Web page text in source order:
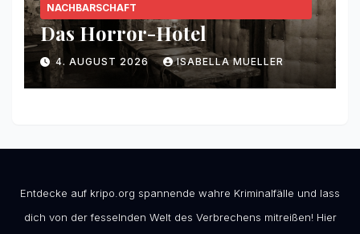
NACHBARSCHAFT
Das Horror-Hotel
4. AUGUST 2026 ISABELLA MUELLER
Entdecke auf kripo.org spannende wahre Kriminalfälle und lass
dich von der fesselnden Welt des Verbrechens mitreißen! Hier